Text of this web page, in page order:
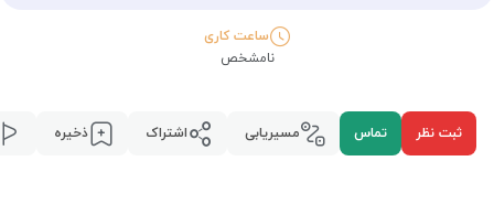
ساعت کاری
نامشخص
ثبت نظر تماس مسیریابی اشتراک ذخیره